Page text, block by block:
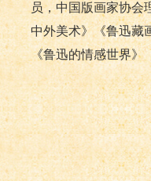
员，中国版画家协会
中外美术》《鲁迅藏
《鲁迅的情感世界》